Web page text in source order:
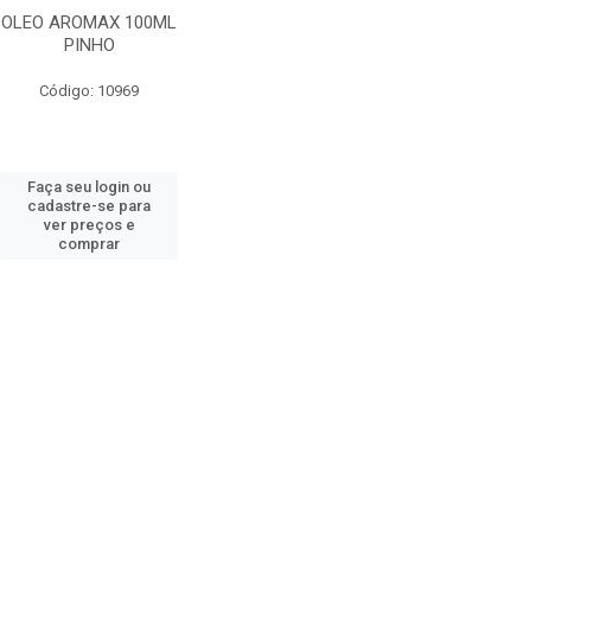
OLEO AROMAX 100ML
PINHO
Código: 10969
Faça seu login ou
cadastre-se para
ver preços e
comprar